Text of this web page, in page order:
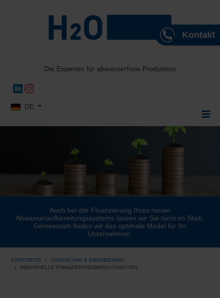
Kontakt
Die Experten für abwasserfreie Produktion
Sprache auswählen
DE
Auch bei der Finanzierung Ihres neuen
Abwasseraufbereitungssystems lassen wir Sie nicht im Stich.
Gemeinsam finden wir das optimale Model für Ihr
Unternehmen.
STARTSEITE
CONSULTING & ENGINEERING
INDIVIDUELLE FINANZIERUNGSMÖGLICHKEITEN